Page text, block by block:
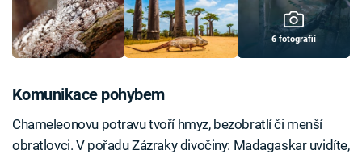
6 fotografií
Komunikace pohybem
Chameleonovu potravu tvoří hmyz, bezobratlí či menší
obratlovci. V pořadu Zázraky divočiny: Madagaskar uvidíte,